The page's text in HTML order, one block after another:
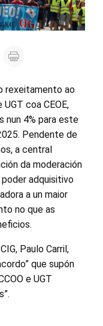
rexeitamento ao
coa CEOE,
nun 4% para este
Pendente de
a central
da moderación
adquisitivo
a un maior
no que as
Paulo Carril,
que supón
e UGT